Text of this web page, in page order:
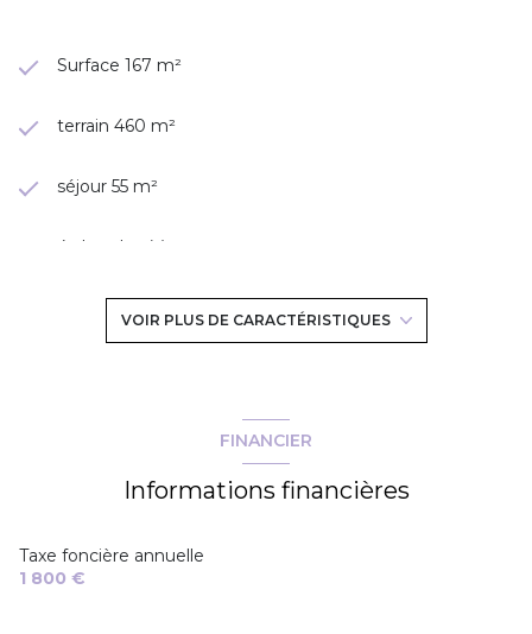
Surface 167 m²
terrain 460 m²
séjour 55 m²
4 chambre(s)
cuisine séparée (équipée)
Chauffage central : radiateur (electrique)
VOIR PLUS DE CARACTÉRISTIQUES
FINANCIER
Informations financières
Taxe foncière annuelle
1 800 €